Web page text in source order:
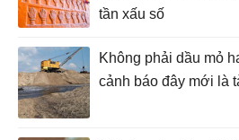
tần xấu số
Không phải dầu mỏ
cảnh báo đây mới là